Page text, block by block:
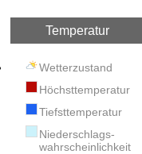
Temperatur
Wetterzustand
Höchsttemperatur
Tiefsttemperatur
Niederschlags-
wahrscheinlichkeit